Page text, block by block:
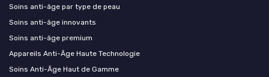
Soins anti-âge par type de peau
Soins anti-âge innovants
Soins anti-âge premium
Appareils Anti-Âge Haute Technologie
Soins Anti-Âge Haut de Gamme